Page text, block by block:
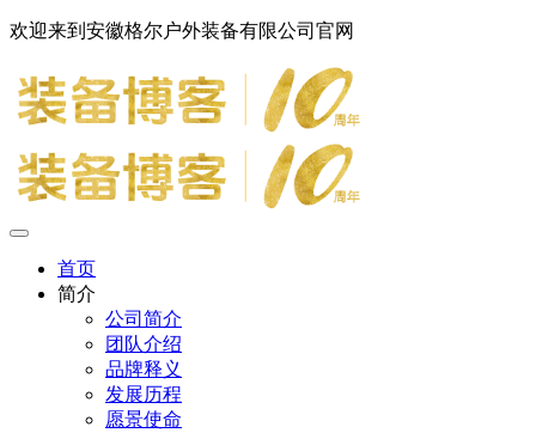
欢迎来到安徽格尔户外装备有限公司官网
首页
简介
公司简介
团队介绍
品牌释义
发展历程
愿景使命